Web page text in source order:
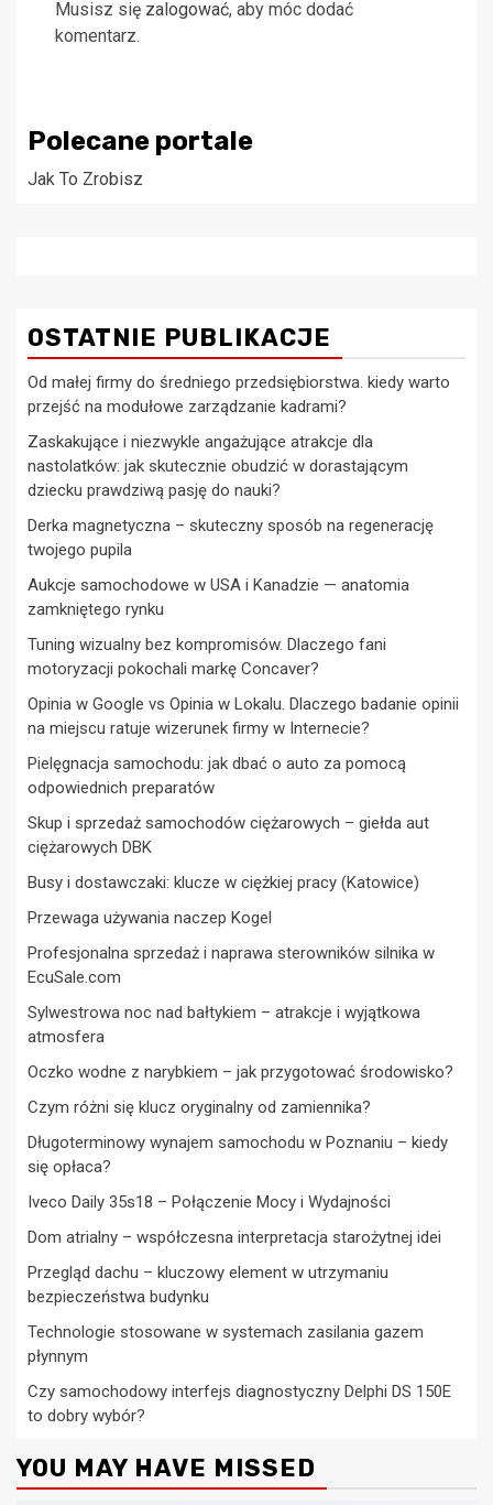
Musisz się zalogować, aby móc dodać
komentarz.
Polecane portale
Jak To Zrobisz
OSTATNIE PUBLIKACJE
Od małej firmy do średniego przedsiębiorstwa. kiedy warto
przejść na modułowe zarządzanie kadrami?
Zaskakujące i niezwykle angażujące atrakcje dla
nastolatków: jak skutecznie obudzić w dorastającym
dziecku prawdziwą pasję do nauki?
Derka magnetyczna – skuteczny sposób na regenerację
twojego pupila
Aukcje samochodowe w USA i Kanadzie — anatomia
zamkniętego rynku
Tuning wizualny bez kompromisów. Dlaczego fani
motoryzacji pokochali markę Concaver?
Opinia w Google vs Opinia w Lokalu. Dlaczego badanie opinii
na miejscu ratuje wizerunek firmy w Internecie?
Pielęgnacja samochodu: jak dbać o auto za pomocą
odpowiednich preparatów
Skup i sprzedaż samochodów ciężarowych – giełda aut
ciężarowych DBK
Busy i dostawczaki: klucze w ciężkiej pracy (Katowice)
Przewaga używania naczep Kogel
Profesjonalna sprzedaż i naprawa sterowników silnika w
EcuSale.com
Sylwestrowa noc nad bałtykiem – atrakcje i wyjątkowa
atmosfera
Oczko wodne z narybkiem – jak przygotować środowisko?
Czym różni się klucz oryginalny od zamiennika?
Długoterminowy wynajem samochodu w Poznaniu – kiedy
się opłaca?
Iveco Daily 35s18 – Połączenie Mocy i Wydajności
Dom atrialny – współczesna interpretacja starożytnej idei
Przegląd dachu – kluczowy element w utrzymaniu
bezpieczeństwa budynku
Technologie stosowane w systemach zasilania gazem
płynnym
Czy samochodowy interfejs diagnostyczny Delphi DS 150E
to dobry wybór?
YOU MAY HAVE MISSED